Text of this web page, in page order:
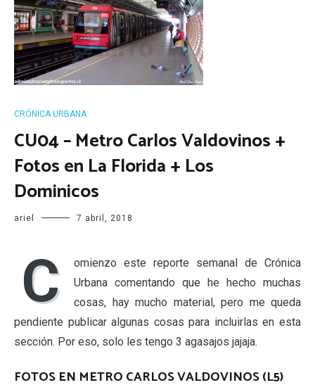
CRÓNICA URBANA
CU04 – Metro Carlos Valdovinos +
Fotos en La Florida + Los
Dominicos
ariel 7 abril, 2018
C
omienzo este reporte semanal de Crónica
Urbana comentando que he hecho muchas
cosas, hay mucho material, pero me queda
pendiente publicar algunas cosas para incluirlas en esta
sección. Por eso, solo les tengo 3 agasajos jajaja.
FOTOS EN METRO CARLOS VALDOVINOS (L5)